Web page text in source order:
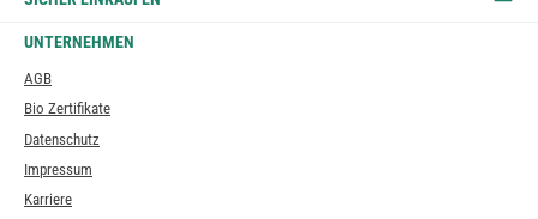
UNTERNEHMEN
AGB
Bio Zertifikate
Datenschutz
Impressum
Karriere